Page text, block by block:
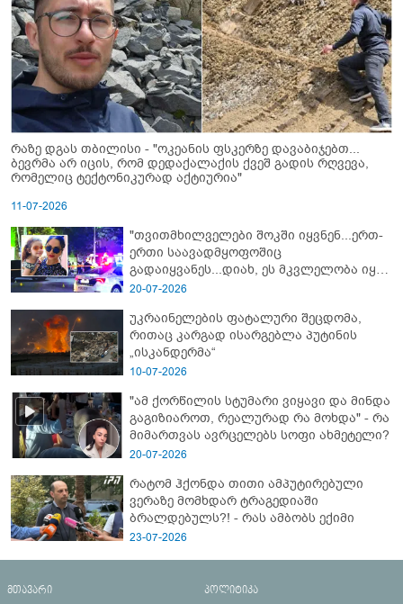
რაზე დგას თბილისი - "ოკეანის ფსკერზე დავაბიჯებთ...
ბევრმა არ იცის, რომ დედაქალაქის ქვეშ გადის რღვევა,
რომელიც ტექტონიკურად აქტიურია"
11-07-2026
"თვითმხილველები შოკში იყვნენ...ერთ-
ერთი საავადმყოფოშიც
გადაიყვანეს...დიახ, ეს მკვლელობა იყო"
- გორში დატრიალებული ტრაგედიის
20-07-2026
უკრაინელების ფატალური შეცდომა,
რითაც კარგად ისარგებლა პუტინის
„ისკანდერმა“
10-07-2026
"ამ ქორწილის სტუმარი ვიყავი და მინდა
გაგიზიაროთ, რეალურად რა მოხდა" - რა
მიმართვას ავრცელებს სოფი ახმეტელი?
20-07-2026
რატომ ჰქონდა თითი ამპუტირებული
ვერაზე მომხდარ ტრაგედიაში
ბრალდებულს?! - რას ამბობს ექიმი
23-07-2026
მთავარი პოლიტიკა